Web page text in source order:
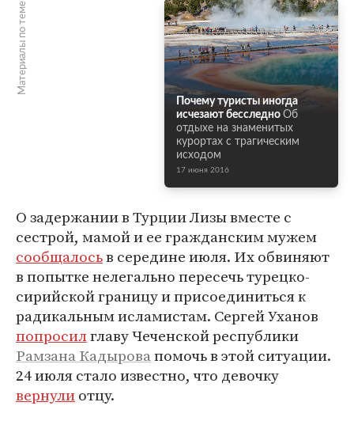
Материалы по теме
Почему туристы иногда
исчезают бесследно Об
отдыхе на знаменитых
курортах с трагическим
исходом
17 июня 2016
О задержании в Турции Лизы вместе с
сестрой, мамой и ее гражданским мужем
сообщалосьв середине июля. Их обвиняют
в попытке нелегально пересечь турецко-
сирийской границу и присоединиться к
радикальным исламистам. Сергей Уханов
попросилглаву Чеченской республики
Рамзана Кадыровапомочь в этой ситуации.
24 июля стало известно, что девочку
вернулиотцу.